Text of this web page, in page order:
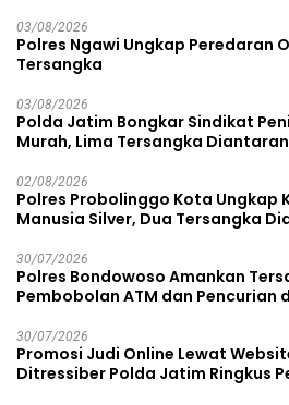
03/08/2026
Polres Ngawi Ungkap Peredaran
Tersangka
03/08/2026
Polda Jatim Bongkar Sindikat
Murah, Lima Tersangka
02/08/2026
Polres Probolinggo Kota Ungkap
Manusia Silver, Dua Tersangka
30/07/2026
Polres Bondowoso Amankan
Pembobolan ATM dan Pencurian
30/07/2026
Promosi Judi Online Lewat
Ditressiber Polda Jatim Ringkus